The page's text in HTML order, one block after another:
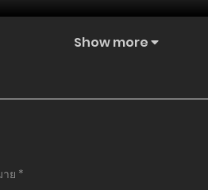
Show more
ย *